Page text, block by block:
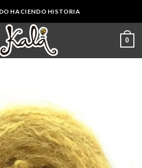
HACIENDO HISTORIA
0